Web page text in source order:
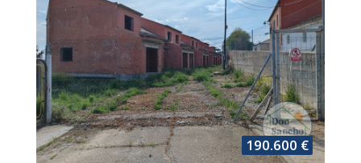
190.600 €